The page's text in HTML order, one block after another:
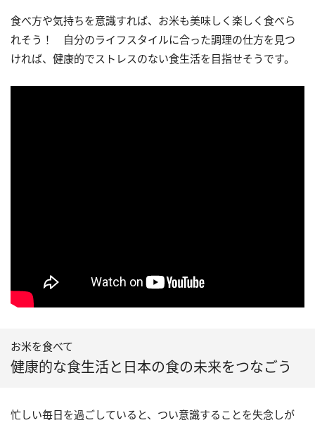
食べ方や気持ちを意識すれば、お米も美味しく楽しく食べら
れそう！ 自分のライフスタイルに合った調理の仕方を見つ
ければ、健康的でストレスのない食生活を目指せそうです。
お米を食べて
健康的な食生活と日本の食の未来をつなごう
忙しい毎日を過ごしていると、つい意識することを失念しが